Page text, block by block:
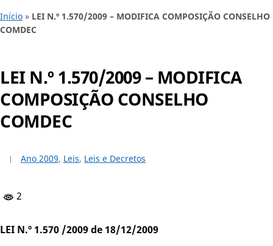
Início » LEI N.º 1.570/2009 – MODIFICA COMPOSIÇÃO CONSELHO
COMDEC
LEI N.º 1.570/2009 – MODIFICA
COMPOSIÇÃO CONSELHO
COMDEC
Ano 2009, Leis, Leis e Decretos
2
LEI N.º 1.570 /2009 de 18/12/2009